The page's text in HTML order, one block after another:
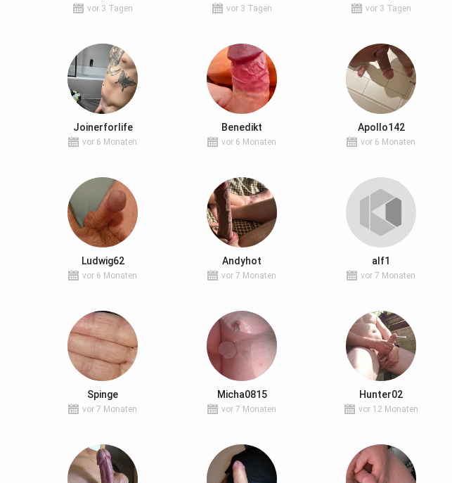
vor 3 Tagen vor 3 Tagen vor 3 Tagen
Joinerforlife
vor 6 Monaten
Benedikt
vor 6 Monaten
Apollo142
vor 6 Monaten
Ludwig62
vor 6 Monaten
Andyhot
vor 7 Monaten
alf1
vor 7 Monaten
Spinge
vor 7 Monaten
Micha0815
vor 7 Monaten
Hunter02
vor 12 Monaten